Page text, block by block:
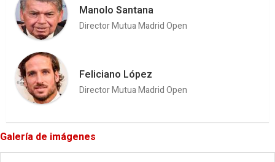
Manolo Santana
Director Mutua Madrid Open
Feliciano López
Director Mutua Madrid Open
Galería de imágenes